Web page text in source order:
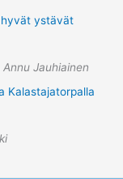
hyvät ystävät
Annu Jauhiainen
Kalastajatorpalla